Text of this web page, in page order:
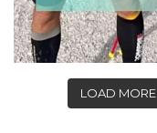
LOAD MORE